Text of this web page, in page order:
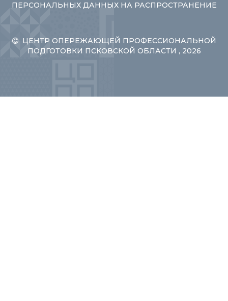
ПЕРСОНАЛЬНЫХ ДАННЫХ НА РАСПРОСТРАНЕНИЕ
ЦЕНТР ОПЕРЕЖАЮЩЕЙ ПРОФЕССИОНАЛЬНОЙ
ПОДГОТОВКИ ПСКОВСКОЙ ОБЛАСТИ , 2026